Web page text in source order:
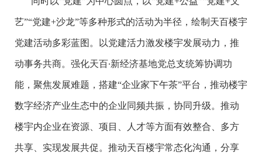
艺”“党建+沙龙”等多种形式的活动为半径，绘制天百楼宇
党建活动多彩蓝图。以党建活力激发楼宇发展动力，推
动事务共商。强化天百∙新经济基地党总支统筹协调功
能，聚焦发展难题，搭建“企业家下午茶”平台，推动楼宇
数字经济产业生态中的企业同频共振，协同升级。推动
楼宇内企业在资源、项目、人才等方面有效整合、多方
共享、实现发展共促。推动天百楼宇常态化沟通，分享